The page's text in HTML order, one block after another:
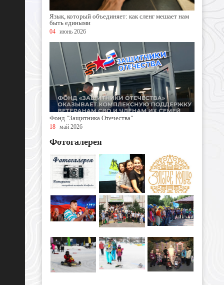
Язык, который объединяет: как сленг мешает нам
быть едиными
04 июнь 2026
Фонд "Защитника Отечества"
18 май 2026
Фотогалерея